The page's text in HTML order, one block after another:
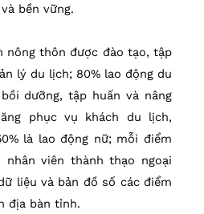
bền vững.
nông thôn được đào tạo, tập
lý du lịch; 80% lao động du
dưỡng, tập huấn và nâng
phục vụ khách du lịch,
là lao động nữ; mỗi điểm
viên thành thạo ngoại
liệu và bản đồ số các điểm
địa bàn tỉnh.